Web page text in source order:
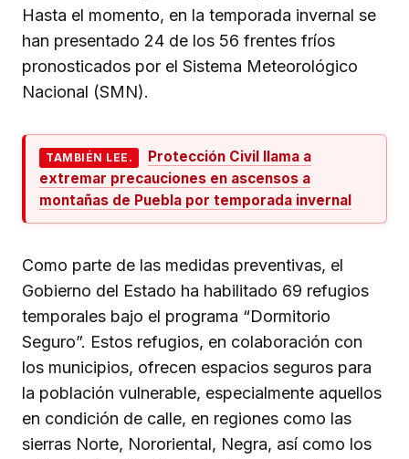
Hasta el momento, en la temporada invernal se
han presentado 24 de los 56 frentes fríos
pronosticados por el Sistema Meteorológico
Nacional (SMN).
TAMBIÉN LEE.
Protección Civil llama a
extremar precauciones en ascensos a
montañas de Puebla por temporada invernal
Como parte de las medidas preventivas, el
Gobierno del Estado ha habilitado 69 refugios
temporales bajo el programa “Dormitorio
Seguro”. Estos refugios, en colaboración con
los municipios, ofrecen espacios seguros para
la población vulnerable, especialmente aquellos
en condición de calle, en regiones como las
sierras Norte, Nororiental, Negra, así como los